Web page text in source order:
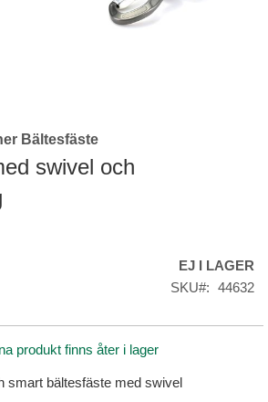
Bältesfäste
swivel och
EJ I LAGER
SKU
44632
produkt finns åter i lager
smart bältesfäste med swivel